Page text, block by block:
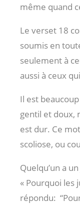
même quand
Le verset 18
soumis en
seulement à
aussi à ceux
Il est
gentil et doux,
est dur. Ce
scoliose, ou
Quelqu’un a
« Pourquoi les
répondu: